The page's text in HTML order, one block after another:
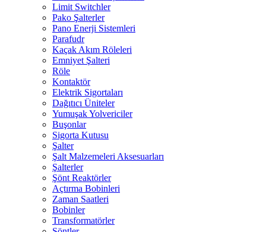
Limit Switchler
Pako Şalterler
Pano Enerji Sistemleri
Parafudr
Kaçak Akım Röleleri
Emniyet Şalteri
Röle
Kontaktör
Elektrik Sigortaları
Dağıtıcı Üniteler
Yumuşak Yolvericiler
Buşonlar
Sigorta Kutusu
Şalter
Şalt Malzemeleri Aksesuarları
Şalterler
Şönt Reaktörler
Açtırma Bobinleri
Zaman Saatleri
Bobinler
Transformatörler